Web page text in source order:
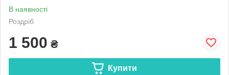
В наявності
Роздріб
1 500 ₴
Купити